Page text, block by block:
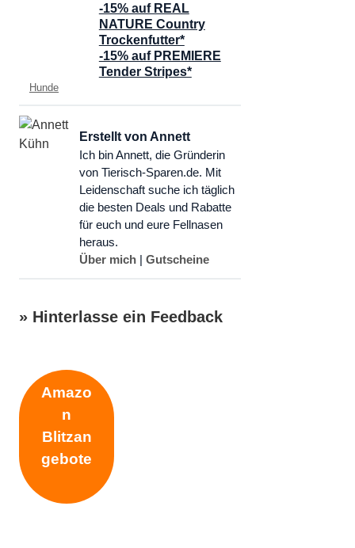
-15% auf REAL
NATURE Country
Trockenfutter*
-15% auf PREMIERE
Tender Stripes*
Kategorien
Hunde
Erstellt von Annett
Ich bin Annett, die Gründerin
von Tierisch-Sparen.de. Mit
Leidenschaft suche ich täglich
die besten Deals und Rabatte
für euch und eure Fellnasen
heraus.
Über mich| Gutscheine
» Hinterlasse ein Feedback
Schreibe einen Kommentar
Kommentar
Name
Amazo
n
Blitzan
gebote